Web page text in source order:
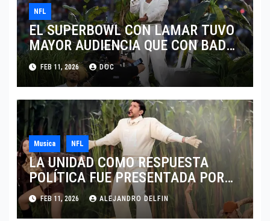
NFL
EL SUPERBOWL CON LAMAR TUVO
MAYOR AUDIENCIA QUE CON BAD
BUNNY
FEB 11, 2026 DOC
Musica NFL
LA UNIDAD COMO RESPUESTA
POLÍTICA FUE PRESENTADA POR
BAD BUNNY EN EL SUPER BOWL LX
FEB 11, 2026 ALEJANDRO DELFIN